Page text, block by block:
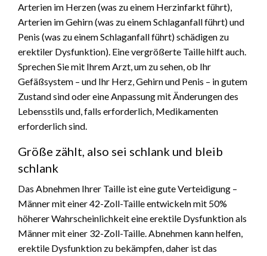
Arterien im Herzen (was zu einem Herzinfarkt führt),
Arterien im Gehirn (was zu einem Schlaganfall führt) und
Penis (was zu einem Schlaganfall führt) schädigen zu
erektiler Dysfunktion). Eine vergrößerte Taille hilft auch.
Sprechen Sie mit Ihrem Arzt, um zu sehen, ob Ihr
Gefäßsystem – und Ihr Herz, Gehirn und Penis – in gutem
Zustand sind oder eine Anpassung mit Änderungen des
Lebensstils und, falls erforderlich, Medikamenten
erforderlich sind.
Größe zählt, also sei schlank und bleib
schlank
Das Abnehmen Ihrer Taille ist eine gute Verteidigung –
Männer mit einer 42-Zoll-Taille entwickeln mit 50%
höherer Wahrscheinlichkeit eine erektile Dysfunktion als
Männer mit einer 32-Zoll-Taille. Abnehmen kann helfen,
erektile Dysfunktion zu bekämpfen, daher ist das